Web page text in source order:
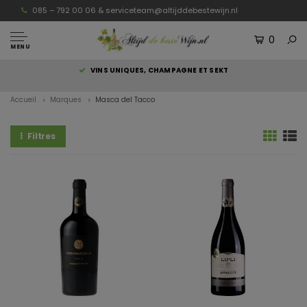
085 – 792 00 06 & serviceteam@altijddebestewijn.nl
MENU
0
VINS UNIQUES, CHAMPAGNE ET SEKT
Accueil Marques Masca del Tacco
Filtres